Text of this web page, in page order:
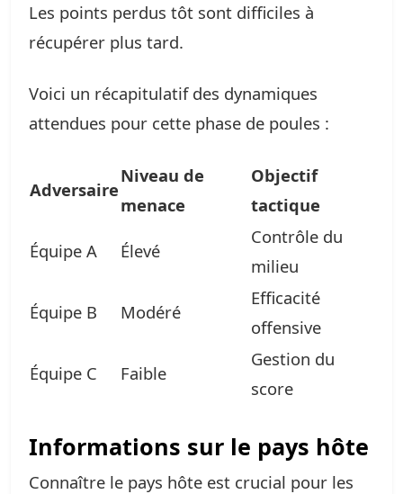
Les points perdus tôt sont difficiles à
récupérer plus tard.
Voici un récapitulatif des dynamiques
attendues pour cette phase de poules :
Adversaire
Niveau de
menace
Objectif
tactique
Équipe A Élevé
Contrôle du
milieu
Équipe B Modéré
Efficacité
offensive
Équipe C Faible
Gestion du
score
Informations sur le pays hôte
Connaître le pays hôte est crucial pour les